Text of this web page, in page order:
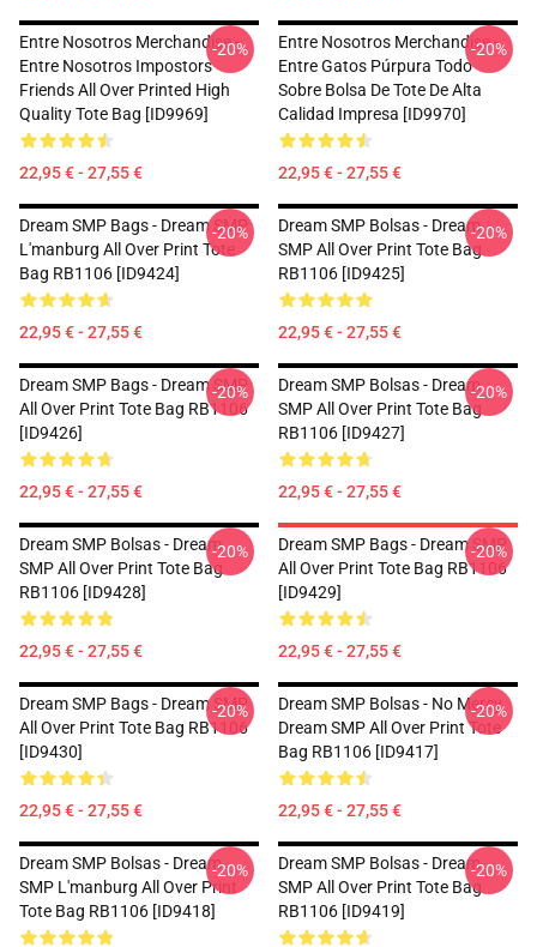
Entre Nosotros Merchandise -
Entre Nosotros Impostors
Friends All Over Printed High
Quality Tote Bag [ID9969]
22,95 € - 27,55 €
-20%
Entre Nosotros Merchandise -
Entre Gatos Púrpura Todo
Sobre Bolsa De Tote De Alta
Calidad Impresa [ID9970]
22,95 € - 27,55 €
-20%
Dream SMP Bags - Dream SMP
L'manburg All Over Print Tote
Bag RB1106 [ID9424]
22,95 € - 27,55 €
-20%
Dream SMP Bolsas - Dream
SMP All Over Print Tote Bag
RB1106 [ID9425]
22,95 € - 27,55 €
-20%
Dream SMP Bags - Dream SMP
All Over Print Tote Bag RB1106
[ID9426]
22,95 € - 27,55 €
-20%
Dream SMP Bolsas - Dream
SMP All Over Print Tote Bag
RB1106 [ID9427]
22,95 € - 27,55 €
-20%
Dream SMP Bolsas - Dream
SMP All Over Print Tote Bag
RB1106 [ID9428]
22,95 € - 27,55 €
-20%
Dream SMP Bags - Dream SMP
All Over Print Tote Bag RB1106
[ID9429]
22,95 € - 27,55 €
-20%
Dream SMP Bags - Dream SMP
All Over Print Tote Bag RB1106
[ID9430]
22,95 € - 27,55 €
-20%
Dream SMP Bolsas - No Mercy
Dream SMP All Over Print Tote
Bag RB1106 [ID9417]
22,95 € - 27,55 €
-20%
Dream SMP Bolsas - Dream
SMP L'manburg All Over Print
Tote Bag RB1106 [ID9418]
-20%
Dream SMP Bolsas - Dream
SMP All Over Print Tote Bag
RB1106 [ID9419]
-20%